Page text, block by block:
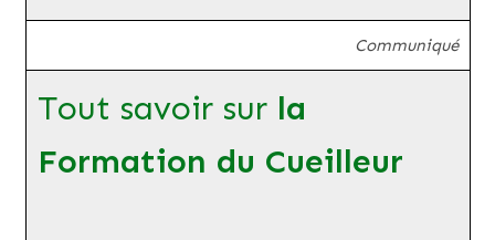
Communiqué
Tout savoir sur la
Formation du Cueilleur